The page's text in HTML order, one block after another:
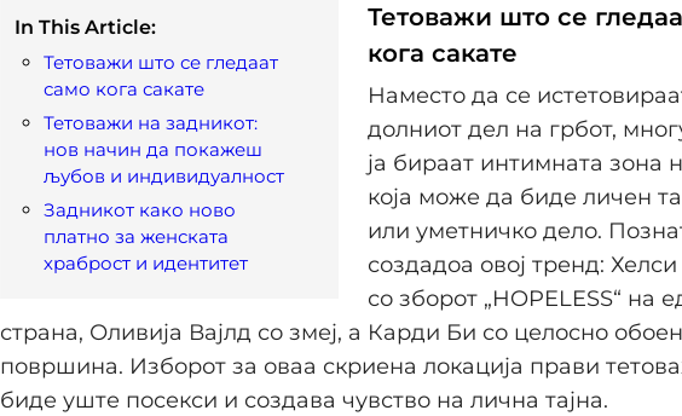
In This Article:
Тетоважи што се гледаат
само кога сакате
Тетоважи на задникот:
нов начин да покажеш
љубов и индивидуалност
Задникот како ново
платно за женската
храброст и идентитет
Тетоважи што се
кога сакате
Наместо да се
долниот дел на грбот,
ја бираат интимната зона
која може да биде личен
или уметничко дело.
создадоа овој тренд:
со зборот „HOPELESS“ на
страна, Оливија Вајлд со змеј, а Карди Би со целосно
површина. Изборот за оваа скриена локација прави
биде уште посекси и создава чувство на лична тајна.